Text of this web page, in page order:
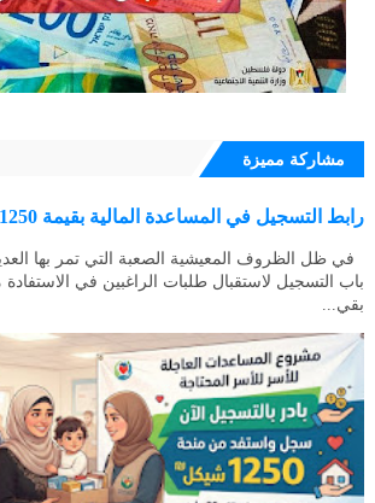
مشاركة مميزة
رابط التسجيل في المساعدة المالية بقيمة 1250 شيكل
في ظل الظروف المعيشية الصعبة التي تمر بها
باب التسجيل لاستقبال طلبات الراغبين في الاستفادة
بقي...